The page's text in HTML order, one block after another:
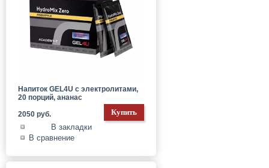
Напиток GEL4U с электролитами,
20 порций, ананас
2050 руб.
В закладки
В сравнение